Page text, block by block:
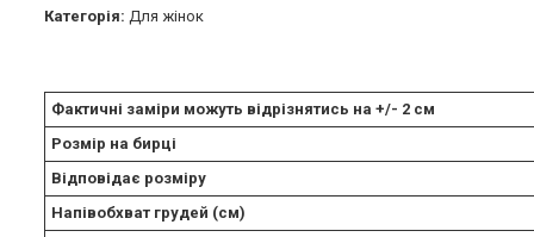
Категорія: Для жінок
Фактичні заміри можуть відрізнятись на +/- 2 см
Розмір на бирці
Відповідає розміру
Напівобхват грудей (см)